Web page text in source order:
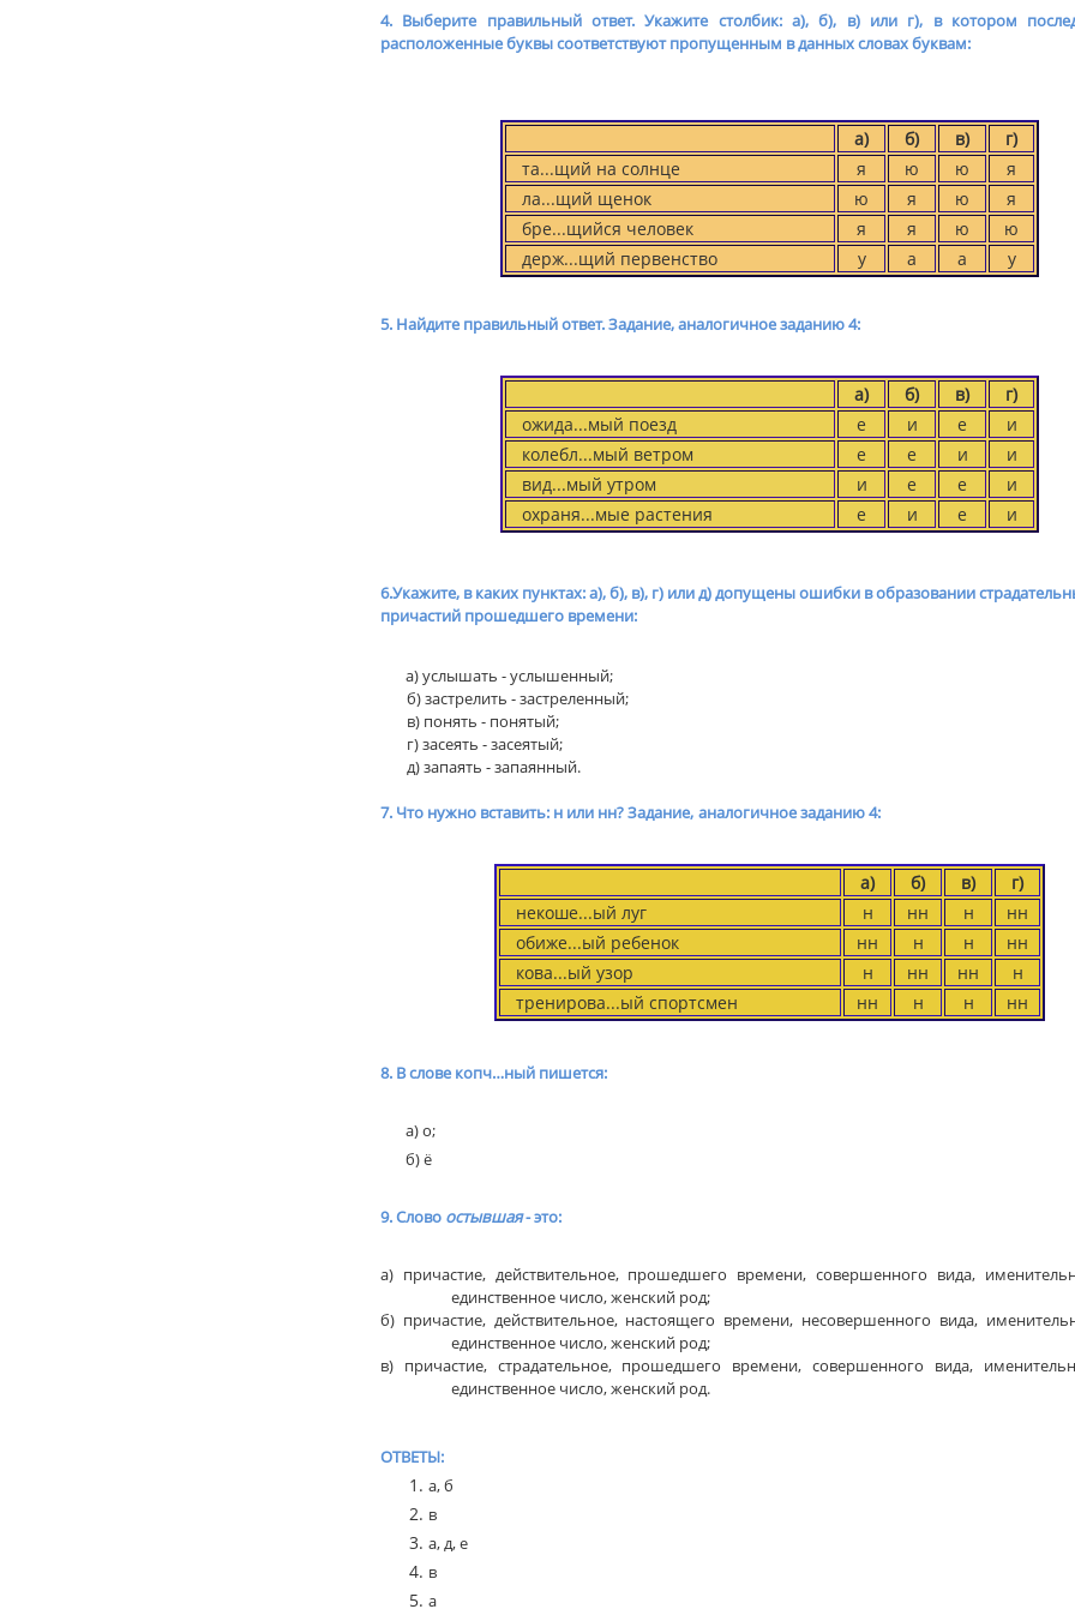
4. Выберите правильный ответ. Укажите столбик: а), б), в) или г), в котором
расположенные буквы соответ­ствуют пропущенным в данных словах буквам:
а) б) в)
г)
та...щий на солнце
я ю ю
я
ла...щий щенок
ю я ю
я
бре...щийся человек
я я ю
ю
держ...щий первенство
у а а у
5. Найдите правильный ответ. Задание, аналогичное заданию 4:
а) б) в)
г)
ожида...мый поезд
е и е
и
колебл...мый ветром
е е и
и
вид...мый утром
и е е
и
охраня...мые растения
е и е и
6.Укажите, в каких пунктах: а), б), в), г) или д) допущены ошибки в образовании
причастий прошедшего времени:
а) услышать - услышенный;
б) застрелить - застреленный;
в) понять - понятый;
г) засеять - засеятый;
д) запаять - запаянный.
7. Что нужно вставить: н или нн? Задание, аналогичное заданию 4:
а) б) в)
г)
некоше...ый луг
н нн н
нн
обиже...ый ребенок
нн н н
нн
кова...ый узор
н нн нн
н
тренирова...ый спортсмен
нн н н нн
8. В слове копч…ный пишется:
а) о;
б) ё
9. Слово остывшая- это:
а) причастие, действительное, прошедшего времени, совершенного вида,
единственное число, женский род;
б) причастие, действительное, настоящего времени, несовершенного вида,
единственное число, жен­ский род;
в) причастие, страдательное, прошедшего времени, совершенного вида,
единственное число, женский род.
ОТВЕТЫ:
а, б
в
а, д, е
в
а